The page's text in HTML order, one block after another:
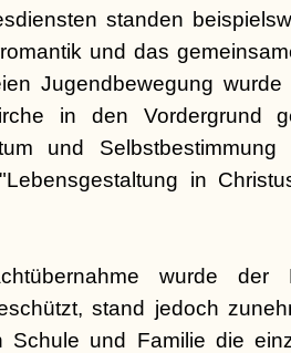
standen
und das
Jugendbewegung
in den Vordergrund
und
in
wurde
stand jedoch
Schule und Familie die